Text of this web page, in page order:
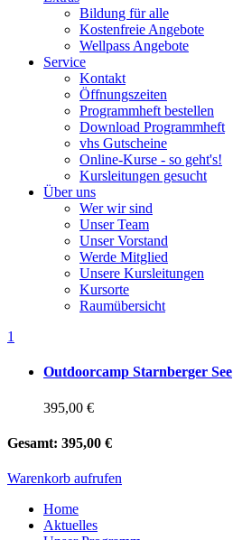
Bildung für alle
Kostenfreie Angebote
Wellpass Angebote
Service
Kontakt
Öffnungszeiten
Programmheft bestellen
Download Programmheft
vhs Gutscheine
Online-Kurse - so geht's!
Kursleitungen gesucht
Über uns
Wer wir sind
Unser Team
Unser Vorstand
Werde Mitglied
Unsere Kursleitungen
Kursorte
Raumübersicht
1
Outdoorcamp Starnberger See
395,00 €
Gesamt: 395,00 €
Warenkorb aufrufen
Home
Aktuelles